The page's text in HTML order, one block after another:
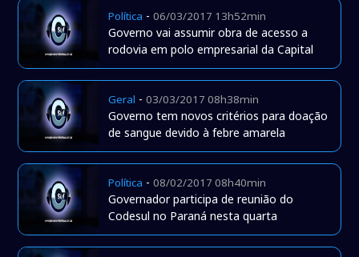
Política -06/03/2017 13h52min
Governo vai assumir obra de acesso a
rodovia em polo empresarial da Capital
Geral -03/03/2017 08h38min
Governo tem novos critérios para doação
de sangue devido à febre amarela
Política -08/02/2017 08h40min
Governador participa de reunião do
Codesul no Paraná nesta quarta